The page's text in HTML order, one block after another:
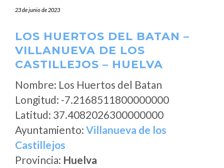
23 de junio de 2023
LOS HUERTOS DEL BATAN –
VILLANUEVA DE LOS
CASTILLEJOS – HUELVA
Nombre: Los Huertos del Batan
Longitud: -7.2168511800000000
Latitud: 37.4082026300000000
Ayuntamiento: Villanueva de los
Castillejos
Provincia: Huelva